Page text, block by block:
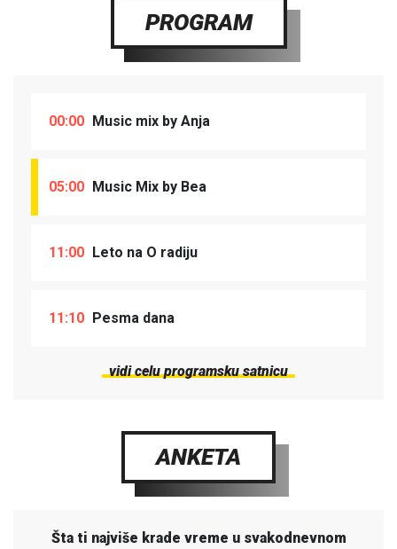
PROGRAM
00:00 Music mix by Anja
05:00 Music Mix by Bea
11:00 Leto na O radiju
11:10 Pesma dana
vidi celu programsku satnicu
ANKETA
Šta ti najviše krade vreme u svakodnevnom